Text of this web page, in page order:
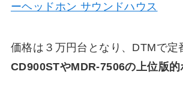
ーヘッドホン サウンドハウス
価格は３万円台となり、DTMで定
CD900STやMDR-7506の上位版的